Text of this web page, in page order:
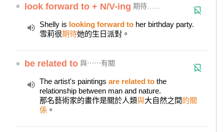
● look forward to + N/V-ing 期待……
Shelly is looking forward to her birthday party.
雪莉很期待她的生日派對。
● be related to 與⋯⋯有關
The artist's paintings are related to the
relationship between man and nature.
那名藝術家的畫作是關於人類與大自然之間的關
係 。